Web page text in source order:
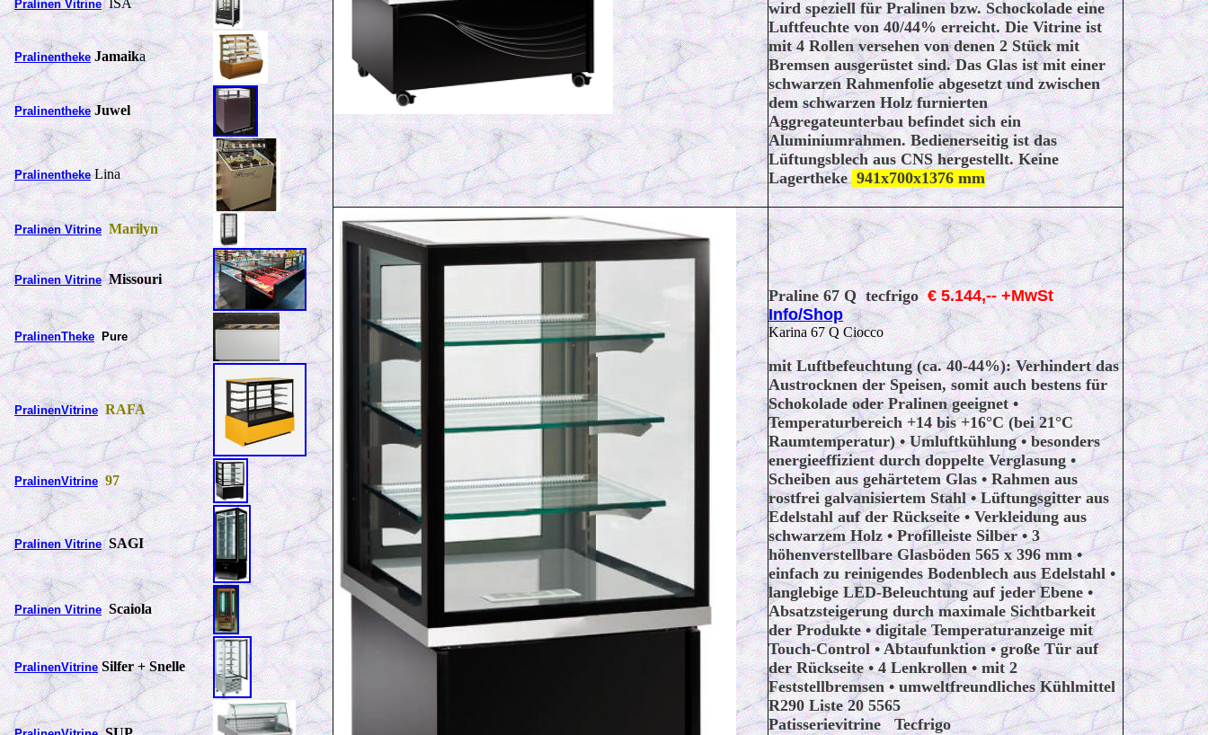
Pralinen Vitrine ISA
Pralinentheke Jamaika
Pralinentheke Juwel
Pralinentheke Lina
Pralinen Vitrine Marilyn
Pralinen Vitrine Missouri
PralinenThekePure
PralinenVitrine RAFA
PralinenVitrine 97
Pralinen Vitrine SAGI
Pralinen Vitrine Scaiola
PralinenVitrine Silfer + Snelle
wird speziell für Pralinen bzw. Schockolade eine
Luftfeuchte von 40/44% erreicht. Die Vitrine ist
mit 4 Rollen versehen von denen 2 Stück mit
Bremsen ausgerüstet sind. Das Glas ist mit einer
schwarzen Rahmenfolie abgesetzt und zwischen
dem schwarzen Holz furnierten
Aggregateunterbau befindet sich ein
Aluminiumrahmen. Bedienerseitig ist das
Lüftungsblech aus CNS hergestellt. Keine
Lagertheke 941x700x1376 mm
Praline 67 Q tecfrigo€ 5.144,-- +MwSt
Info/Shop
Karina 67 Q Ciocco
mit Luftbefeuchtung (ca. 40-44%): Verhindert das
Austrocknen der Speisen, somit auch bestens für
Schokolade oder Pralinen geeignet •
Temperaturbereich +14 bis +16°C (bei 21°C
Raumtemperatur) • Umluftkühlung • besonders
energieeffizient durch doppelte Verglasung •
Scheiben aus gehärtetem Glas • Rahmen aus
rostfrei galvanisiertem Stahl • Lüftungsgitter aus
Edelstahl auf der Rückseite • Verkleidung aus
schwarzem Holz • Profilleiste Silber • 3
höhenverstellbare Glasböden 565 x 396 mm •
einfach zu reinigendes Bodenblech aus Edelstahl •
langlebige LED-Beleuchtung auf jeder Ebene •
Absatzsteigerung durch maximale Sichtbarkeit
der Produkte • digitale Temperaturanzeige mit
Touch-Control • Abtaufunktion • große Tür auf
der Rückseite • 4 Lenkrollen • mit 2
Feststellbremsen • umweltfreundliches Kühlmittel
R290 Liste 20 5565
Patisserievitrine Tecfrigo